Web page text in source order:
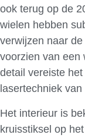
ook terug op de
wielen hebben
verwijzen naar
voorzien van een
detail vereiste
lasertechniek
Het interieur is
kruisstiksel op